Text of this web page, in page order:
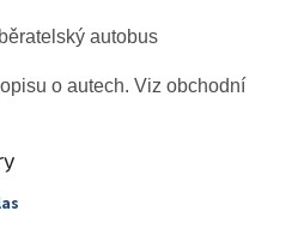
autobus
o autech. Viz obchodní